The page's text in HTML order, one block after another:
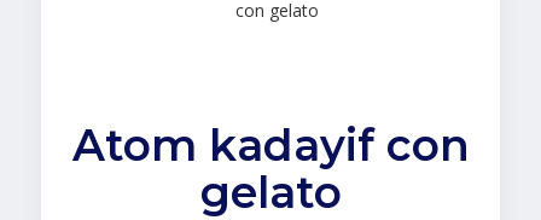
Atom kadayif con
gelato